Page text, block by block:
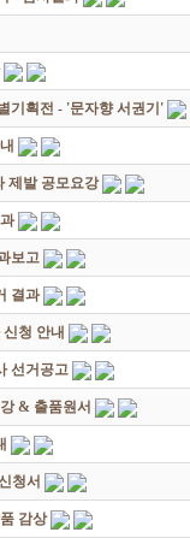
기획전 - '문자향 서권기'
제발 공모요강
보고
결과
청 안내
선거공고
& 출품원서
청서
감상